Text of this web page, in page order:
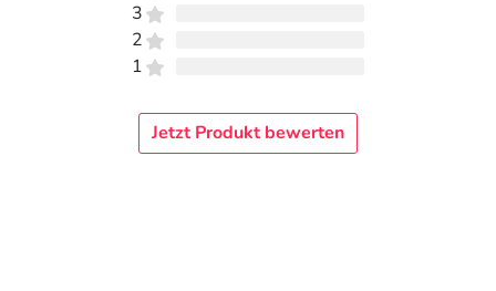
3
2
1
Jetzt Produkt bewerten